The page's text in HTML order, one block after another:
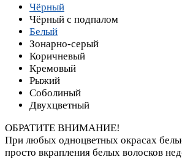
Чёрный
Чёрный с подпалом
Белый
Зонарно-серый
Коричневый
Кремовый
Рыжий
Соболиный
Двухцветный
ОБРАТИТЕ ВНИМАНИЕ!
При любых одноцветных окрасах
просто вкрапления белых волосков